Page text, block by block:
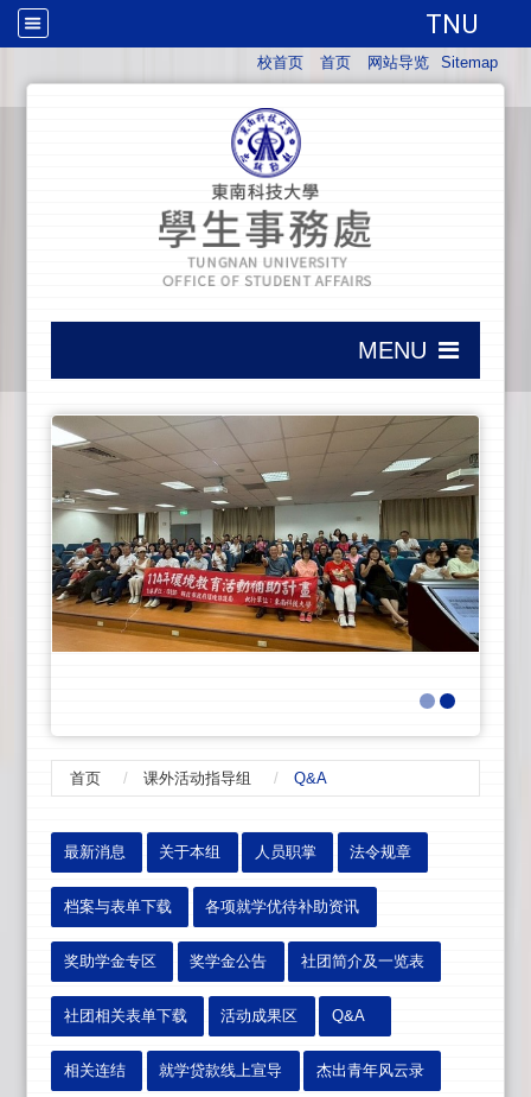
TNU
校首页 首页 网站导览 Sitemap
MENU
首页 课外活动指导组 Q&A
最新消息 关于本组 人员职掌 法令规章
档案与表单下载 各项就学优待补助资讯
奖助学金专区 奖学金公告 社团简介及一览表
社团相关表单下载 活动成果区 Q&A
相关连结 就学贷款线上宣导 杰出青年风云录